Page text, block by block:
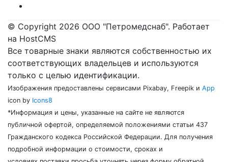
© Copyright 2026 ООО "Петромедснаб". Работает
на HostCMS
Все товарные знаки являются собственностью их
соответствующих владельцев и используются
только с целью идентификации.
Изображения предоставлены сервисами Pixabay, Freepik и App
icon by Icons8
*Информация и цены, указанные на сайте не являются
публичной офертой, определяемой положениями статьи 437
Гражданского кодекса Российской Федерации. Для получения
подробной информации о стоимости, сроках и